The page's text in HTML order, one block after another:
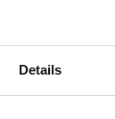
Details
22.40.04.00